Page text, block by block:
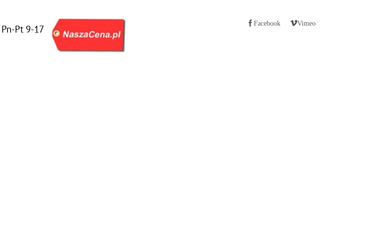
Pn-Pt 9-17 Facebook Vimeo